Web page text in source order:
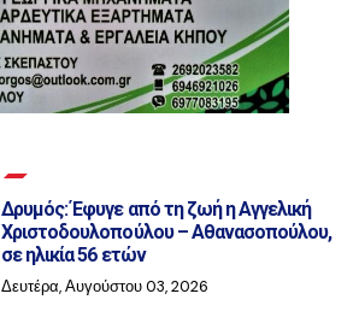
Δρυμός: Έφυγε από τη ζωή η Αγγελική
Χριστοδουλοπούλου – Αθανασοπούλου,
σε ηλικία 56 ετών
Δευτέρα, Αυγούστου 03, 2026